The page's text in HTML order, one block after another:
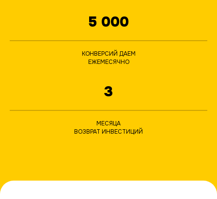
5 000
КОНВЕРСИЙ ДАЕМ
ЕЖЕМЕСЯЧНО
3
МЕСЯЦА
ВОЗВРАТ ИНВЕСТИЦИЙ